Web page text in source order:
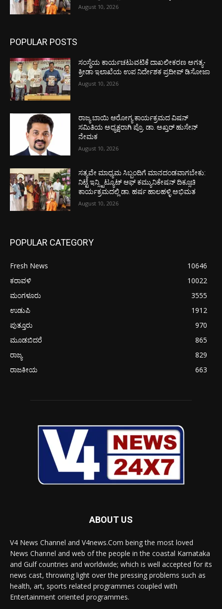
August 10, 2026
POPULAR POSTS
ಸಂಸ್ಥೆಯ ಕಾರ್ಯಚಟುವಟಿಕೆ ದಾಖಲೀಕರಣ ಅಗತ್ಯ-
ಕ್ರೀಡಾ ಇಲಾಖೆಯ ಉಪ ನಿರ್ದೇಶಕ ಪ್ರದೀಪ್ ಡಿಸೋಜಾ
August 10, 2026
ರಾಜ್ಯ ಬಾಯಿ ಆರೋಗ್ಯ ಕಾರ್ಯಕ್ರಮದ ವಿಷನ್
ಸಮಿತಿಯ ಅಧ್ಯಕ್ಷರಾಗಿ ಪ್ರೊ. ಡಾ. ಅಖ್ತರ್ ಹುಸೇನ್
ನೇಮಕ
August 10, 2026
ಸತ್ಯವೇ ಮಾಧ್ಯಮ ಸಿಬ್ಬಂದಿಗೆ ಮಾನದಂಡವಾಗಬೇಕು:
ನಿಟ್ಟೆ ಇನ್ಸ್ಟಿಟ್ಯೂಟ್ ಆಫ್ ಕಮ್ಯುನಿಕೇಷನ್ ದಿಕ್ಸೂಚಿ
ಕಾರ್ಯಕ್ರಮದಲ್ಲಿ ಡಾ. ಹರ್ಷ ಹಾಲಹಳ್ಳಿ ಅಭಿಮತ
August 10, 2026
POPULAR CATEGORY
Fresh News
10646
ಕರಾವಳಿ
10022
ಮಂಗಳೂರು
3555
ಉಡುಪಿ
1912
ಪುತ್ತೂರು
970
ಮೂಡಬಿದರೆ
865
ರಾಜ್ಯ
829
ರಾಜಕೀಯ
663
ABOUT US
V4 News Channel and V4news.Com being the most loved
News Channel and web of the people in the coastal Karnataka
and Gulf countries and worldwide; which is well accepted for its
news cast, throwing light over the pressing problems such as
health, art, sports related programmes coupled with
Entertainment oriented programmes.